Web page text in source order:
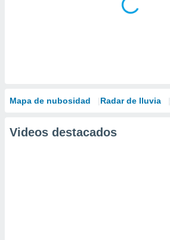
Mapa de nubosidad Radar de lluvia
Videos destacados